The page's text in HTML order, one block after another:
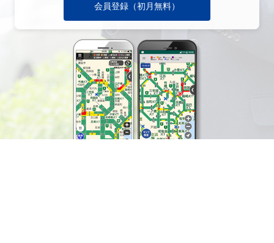
会員登録（初月無料）